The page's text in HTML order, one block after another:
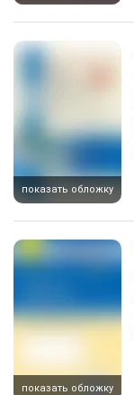
показать обложку
показать обложку